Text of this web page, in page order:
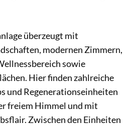
überzeugt mit
modernen Zimmern,
sowie
Hier finden zahlreiche
und Regenerationseinheiten
freiem Himmel und mit
Zwischen den Einheiten